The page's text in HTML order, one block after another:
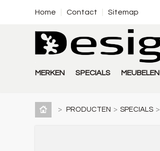
Home Contact Sitemap
MERKEN SPECIALS MEUBELEN
> PRODUCTEN > SPECIALS >